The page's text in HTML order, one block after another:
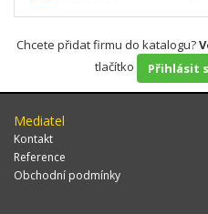
Chcete přidat firmu do katalogu?
tlačítko
Přihlásit
Mediatel
Kontakt
Reference
Obchodní podmínky